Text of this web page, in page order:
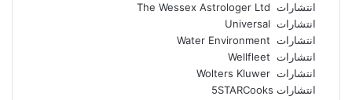
انتشارات The Wessex Astrologer Ltd
انتشارات Universal
انتشارات Water Environment
انتشارات Wellfleet
انتشارات Wolters Kluwer
انتشارات 5STARCooks